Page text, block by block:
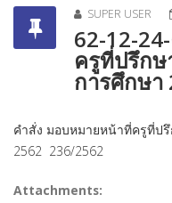
SUPER USER
62-12-
ครูที่ปรึกษ
การศึกษา
คำสั่ง มอบหมายหน้าที่ครูที่ป
2562 236/2562
Attachments: